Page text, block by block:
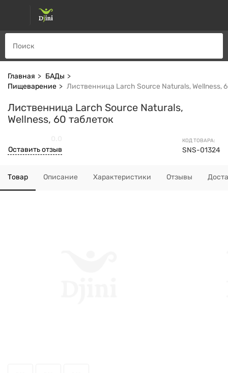
Главная
БАДы
Пищеварение
Лиственница Larch Source Naturals, Wellness,
Лиственница Larch Source Naturals,
Wellness, 60 таблеток
КОД ТОВАРА:
SNS-01324
Оставить отзыв
Товар Описание Характеристики Отзывы